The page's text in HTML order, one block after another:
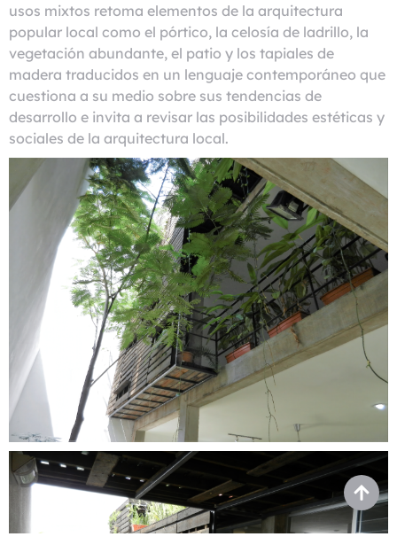
usos mixtos retoma elementos de la arquitectura
popular local como el pórtico, la celosía de ladrillo, la
vegetación abundante, el patio y los tapiales de
madera traducidos en un lenguaje contemporáneo que
cuestiona a su medio sobre sus tendencias de
desarrollo e invita a revisar las posibilidades estéticas y
sociales de la arquitectura local.